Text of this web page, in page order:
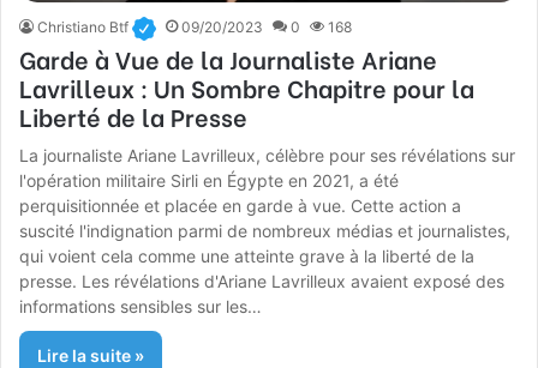
Christiano Btf 09/20/2023 0 168
Garde à Vue de la Journaliste Ariane
Lavrilleux : Un Sombre Chapitre pour la
Liberté de la Presse
La journaliste Ariane Lavrilleux, célèbre pour ses révélations sur
l'opération militaire Sirli en Égypte en 2021, a été
perquisitionnée et placée en garde à vue. Cette action a
suscité l'indignation parmi de nombreux médias et journalistes,
qui voient cela comme une atteinte grave à la liberté de la
presse. Les révélations d'Ariane Lavrilleux avaient exposé des
informations sensibles sur les…
Lire la suite »